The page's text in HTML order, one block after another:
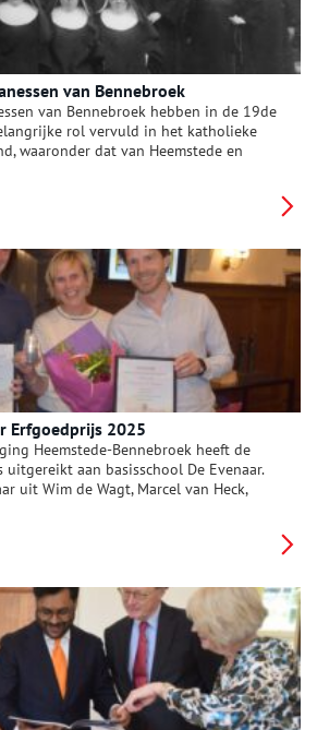
van Bennebroek
van Bennebroek hebben in de 19de
rol vervuld in het katholieke
waaronder dat van Heemstede en
Erfgoedprijs 2025
Heemstede-Bennebroek heeft de
aan basisschool De Evenaar.
uit Wim de Wagt, Marcel van Heck,
Heemstede en Bennebroek zoveel